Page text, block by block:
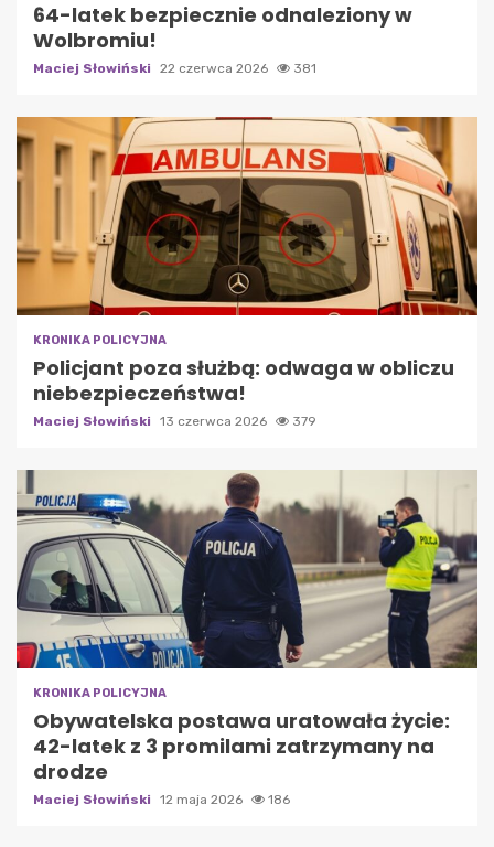
64-latek bezpiecznie odnaleziony w
Wolbromiu!
Maciej Słowiński 22 czerwca 2026 381
KRONIKA POLICYJNA
Policjant poza służbą: odwaga w obliczu
niebezpieczeństwa!
Maciej Słowiński 13 czerwca 2026 379
KRONIKA POLICYJNA
Obywatelska postawa uratowała życie:
42-latek z 3 promilami zatrzymany na
drodze
Maciej Słowiński 12 maja 2026 186